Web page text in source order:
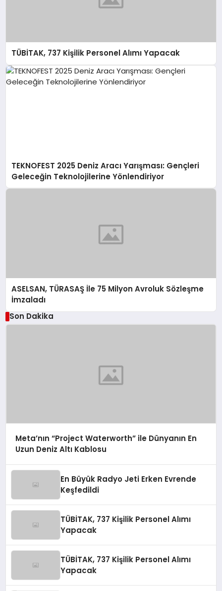
TÜBİTAK, 737 Kişilik Personel Alımı Yapacak
TEKNOFEST 2025 Deniz Aracı Yarışması: Gençleri
Geleceğin Teknolojilerine Yönlendiriyor
ASELSAN, TÜRASAŞ İle 75 Milyon Avroluk Sözleşme
İmzaladı
Son Dakika
Meta’nın “Project Waterworth” ile Dünyanın En
Uzun Deniz Altı Kablosu
En Büyük Radyo Jeti Erken Evrende
Keşfedildi
TÜBİTAK, 737 Kişilik Personel Alımı
Yapacak
TÜBİTAK, 737 Kişilik Personel Alımı
Yapacak